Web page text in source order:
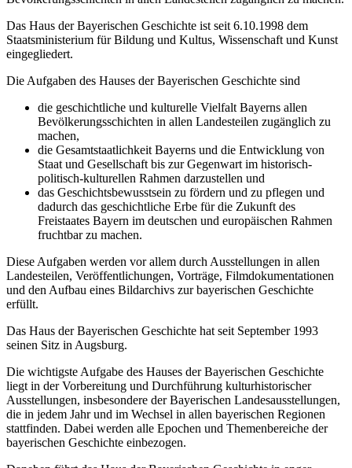
Das Haus der Bayerischen Geschichte ist seit 6.10.1998 dem
Staatsministerium für Bildung und Kultus, Wissenschaft und Kunst
eingegliedert.
Die Aufgaben des Hauses der Bayerischen Geschichte sind
die geschichtliche und kulturelle Vielfalt Bayerns allen
Bevölkerungsschichten in allen Landesteilen zugänglich zu
machen,
die Gesamtstaatlichkeit Bayerns und die Entwicklung von
Staat und Gesellschaft bis zur Gegenwart im historisch-
politisch-kulturellen Rahmen darzustellen und
das Geschichtsbewusstsein zu fördern und zu pflegen und
dadurch das geschichtliche Erbe für die Zukunft des
Freistaates Bayern im deutschen und europäischen Rahmen
fruchtbar zu machen.
Diese Aufgaben werden vor allem durch Ausstellungen in allen
Landesteilen, Veröffentlichungen, Vorträge, Filmdokumentationen
und den Aufbau eines Bildarchivs zur bayerischen Geschichte
erfüllt.
Das Haus der Bayerischen Geschichte hat seit September 1993
seinen Sitz in Augsburg.
Die wichtigste Aufgabe des Hauses der Bayerischen Geschichte
liegt in der Vorbereitung und Durchführung kulturhistorischer
Ausstellungen, insbesondere der Bayerischen Landesausstellungen,
die in jedem Jahr und im Wechsel in allen bayerischen Regionen
stattfinden. Dabei werden alle Epochen und Themenbereiche der
bayerischen Geschichte einbezogen.